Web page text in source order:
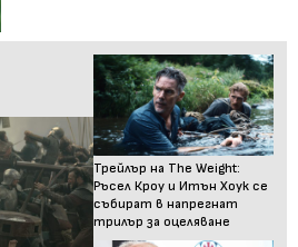
Трейлър на The Weight:
Ръсел Кроу и Итън Хоук се
събират в напрегнат
трилър за оцеляване